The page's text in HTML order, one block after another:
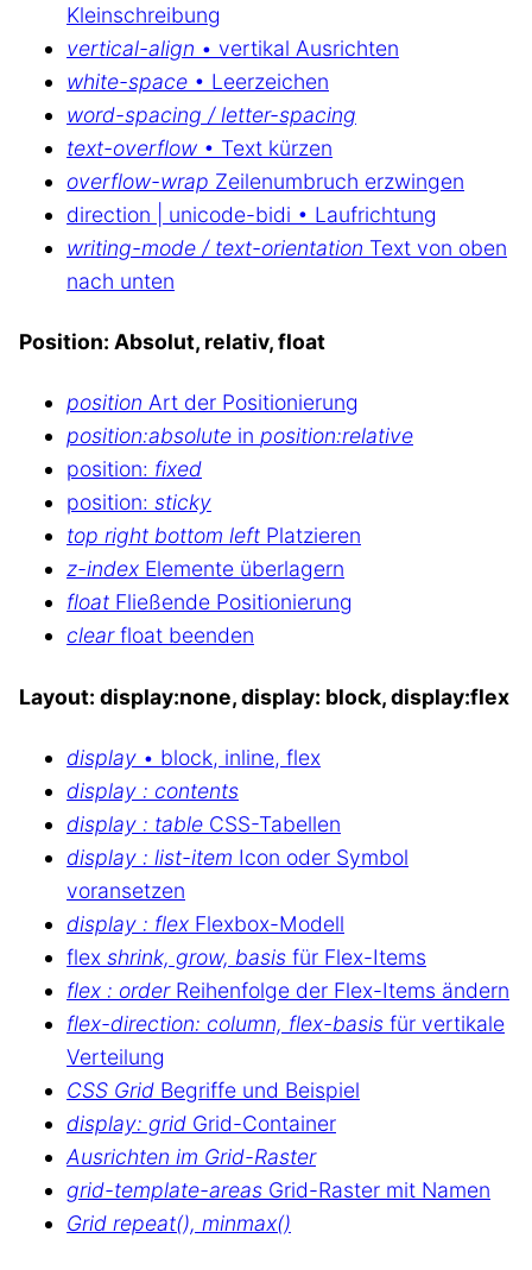
Kleinschreibung
vertical-align • vertikal Ausrichten
white-space • Leerzeichen
word-spacing / letter-spacing
text-overflow • Text kürzen
overflow-wrap Zeilenumbruch erzwingen
direction | unicode-bidi • Laufrichtung
writing-mode / text-orientation Text von oben
nach unten
Position: Absolut, relativ, float
position Art der Positionierung
position:absolute in position:relative
position: fixed
position: sticky
top right bottom left Platzieren
z-index Elemente überlagern
float Fließende Positionierung
clearfloat beenden
Layout: display:none, display: block, display:flex
display • block, inline, flex
display : contents
display : table CSS-Tabellen
display : list-item Icon oder Symbol
voransetzen
display : flex Flexbox-Modell
flex shrink, grow, basis für Flex-Items
flex : orderReihenfolge der Flex-Items ändern
flex-direction: column, flex-basis für vertikale
Verteilung
CSS Grid Begriffe und Beispiel
display: grid Grid-Container
Ausrichten im Grid-Raster
grid-template-areas Grid-Raster mit Namen
Grid repeat(), minmax()